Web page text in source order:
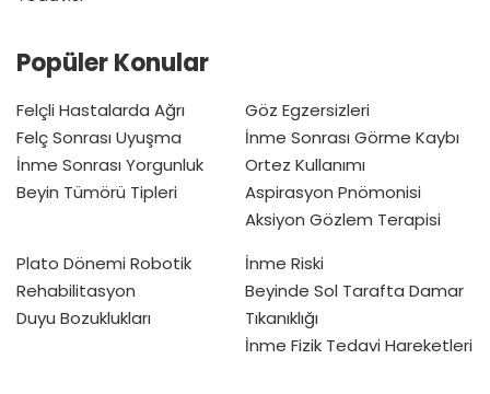
Popüler Konular
Felçli Hastalarda Ağrı
Felç Sonrası Uyuşma
İnme Sonrası Yorgunluk
Beyin Tümörü Tipleri
Göz Egzersizleri
İnme Sonrası Görme Kaybı
Ortez Kullanımı
Aspirasyon Pnömonisi
Aksiyon Gözlem Terapisi
Plato Dönemi Robotik
Rehabilitasyon
Duyu Bozuklukları
İnme Riski
Beyinde Sol Tarafta Damar
Tıkanıklığı
İnme Fizik Tedavi Hareketleri